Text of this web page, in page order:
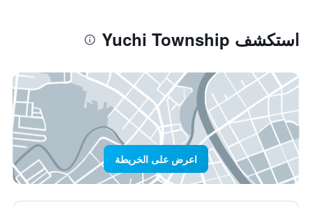
استكشف Yuchi Township
اعرض على الخريطة